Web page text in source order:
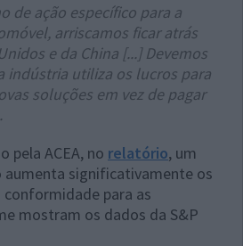
de ação específico para a
arriscamos ficar atrás
e da China [...] Devemos
indústria utiliza os lucros para
soluções em vez de pagar
pela ACEA, no relatório, um
significativamente os
para as
mostram os dados da S&P